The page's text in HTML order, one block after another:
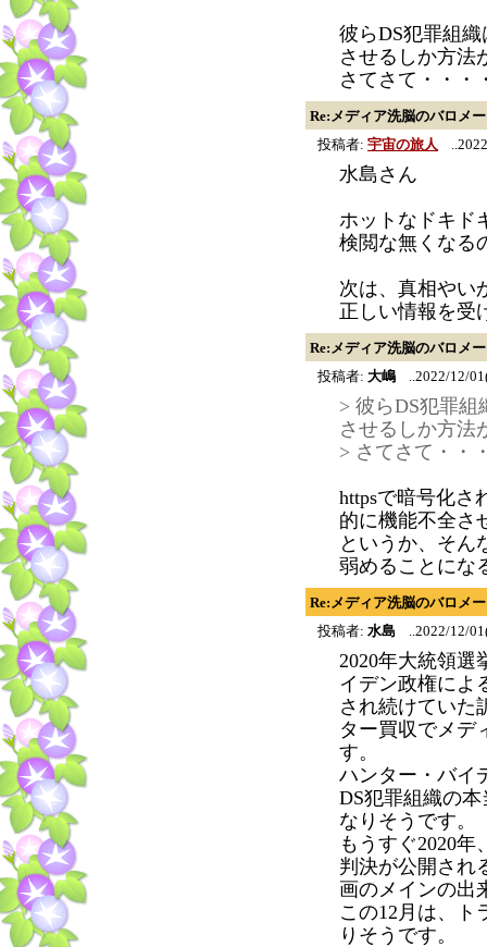
彼らDS犯罪組
させるしか方法
さてさて・・・
Re:メディア洗脳のバロメ
投稿者: 宇宙の旅人
水島さん
ホットなドキド
検閲な無くなる
次は、真相やい
正しい情報を受
Re:メディア洗脳のバロメ
投稿者: 大嶋 ..2022/12/
> 彼らDS犯罪
させるしか方法
> さてさて・・
httpsで暗号化さ
的に機能不全さ
というか、そん
弱めることにな
Re:メディア洗脳のバロメ
投稿者: 水島 ..2022/12/
2020年大統領選
イデン政権によ
され続けていた
ター買収でメデ
す。
ハンター・バイ
DS犯罪組織の
なりそうです。
もうすぐ2020年
判決が公開され
画のメインの出
この12月は、ト
りそうです。